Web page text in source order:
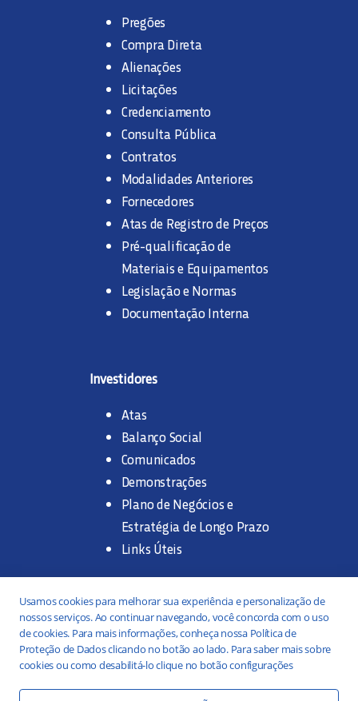
Pregões
Compra Direta
Alienações
Licitações
Credenciamento
Consulta Pública
Contratos
Modalidades Anteriores
Fornecedores
Atas de Registro de Preços
Pré-qualificação de
Materiais e Equipamentos
Legislação e Normas
Documentação Interna
Investidores
Atas
Balanço Social
Comunicados
Demonstrações
Plano de Negócios e
Estratégia de Longo Prazo
Links Úteis
Trabalhe na SANASA
Concurso Público
Estágio
Usamos cookies para melhorar sua experiência e personalização de
nossos serviços. Ao continuar navegando, você concorda com o uso
de cookies. Para mais informações, conheça nossa Política de
Proteção de Dados clicando no botão ao lado. Para saber mais sobre
cookies ou como desabilitá-lo clique no botão configurações